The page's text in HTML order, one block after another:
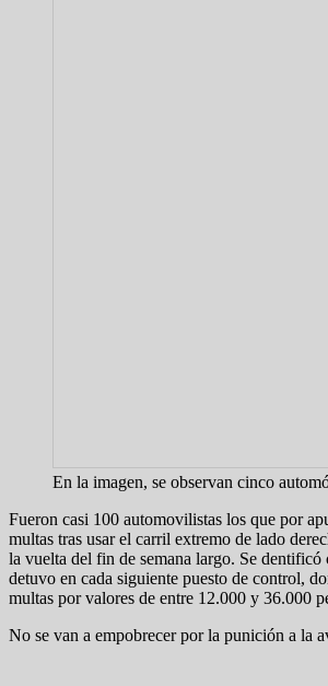
En la imagen, se observan cinco
Fueron casi 100 automovilistas los que por
multas tras usar el carril extremo de lado
la vuelta del fin de semana largo. Se dentificó
detuvo en cada siguiente puesto de control,
multas por valores de entre 12.000 y 36.000
No se van a empobrecer por la punición a la